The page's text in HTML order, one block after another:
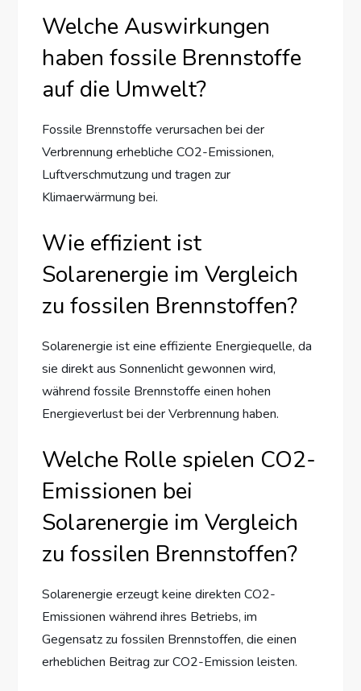
Welche Auswirkungen
haben fossile Brennstoffe
auf die Umwelt?
Fossile Brennstoffe verursachen bei der
Verbrennung erhebliche CO2-Emissionen,
Luftverschmutzung und tragen zur
Klimaerwärmung bei.
Wie effizient ist
Solarenergie im Vergleich
zu fossilen Brennstoffen?
Solarenergie ist eine effiziente Energiequelle, da
sie direkt aus Sonnenlicht gewonnen wird,
während fossile Brennstoffe einen hohen
Energieverlust bei der Verbrennung haben.
Welche Rolle spielen CO2-
Emissionen bei
Solarenergie im Vergleich
zu fossilen Brennstoffen?
Solarenergie erzeugt keine direkten CO2-
Emissionen während ihres Betriebs, im
Gegensatz zu fossilen Brennstoffen, die einen
erheblichen Beitrag zur CO2-Emission leisten.